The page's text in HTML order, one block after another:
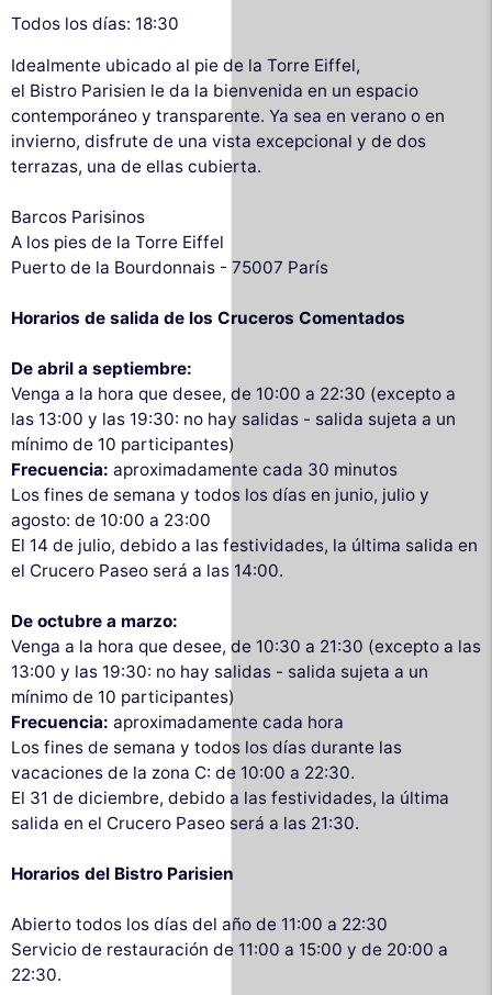
Todos los días: 18:30
Idealmente ubicado al pie de la Torre Eiffel,
el Bistro Parisien le da la bienvenida en un espacio
contemporáneo y transparente. Ya sea en verano o en
invierno, disfrute de una vista excepcional y de dos
terrazas, una de ellas cubierta.
Barcos Parisinos
A los pies de la Torre Eiffel
Puerto de la Bourdonnais - 75007 París
Horarios de salida de los Cruceros Comentados
De abril a septiembre:
Venga a la hora que desee, de 10:00 a 22:30 (excepto a
las 13:00 y las 19:30: no hay salidas - salida sujeta a un
mínimo de 10 participantes)
Frecuencia: aproximadamente cada 30 minutos
Los fines de semana y todos los días en junio, julio y
agosto: de 10:00 a 23:00
El 14 de julio, debido a las festividades, la última salida en
el Crucero Paseo será a las 14:00.
De octubre a marzo:
Venga a la hora que desee, de 10:30 a 21:30 (excepto a las
13:00 y las 19:30: no hay salidas - salida sujeta a un
mínimo de 10 participantes)
Frecuencia: aproximadamente cada hora
Los fines de semana y todos los días durante las
vacaciones de la zona C: de 10:00 a 22:30.
El 31 de diciembre, debido a las festividades, la última
salida en el Crucero Paseo será a las 21:30.
Horarios del Bistro Parisien
Abierto todos los días del año de 11:00 a 22:30
Servicio de restauración de 11:00 a 15:00 y de 20:00 a
22:30.